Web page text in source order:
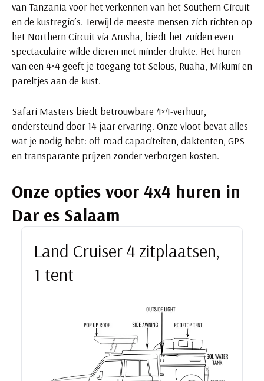
van Tanzania voor het verkennen van het Southern Circuit
en de kustregio’s. Terwijl de meeste mensen zich richten op
het Northern Circuit via Arusha, biedt het zuiden even
spectaculaire wilde dieren met minder drukte. Het huren
van een 4×4 geeft je toegang tot Selous, Ruaha, Mikumi en
pareltjes aan de kust.
Safari Masters biedt betrouwbare 4×4-verhuur,
ondersteund door 14 jaar ervaring. Onze vloot bevat alles
wat je nodig hebt: off-road capaciteiten, daktenten, GPS
en transparante prijzen zonder verborgen kosten.
Onze opties voor 4x4 huren in
Dar es Salaam
Land Cruiser 4 zitplaatsen,
1 tent